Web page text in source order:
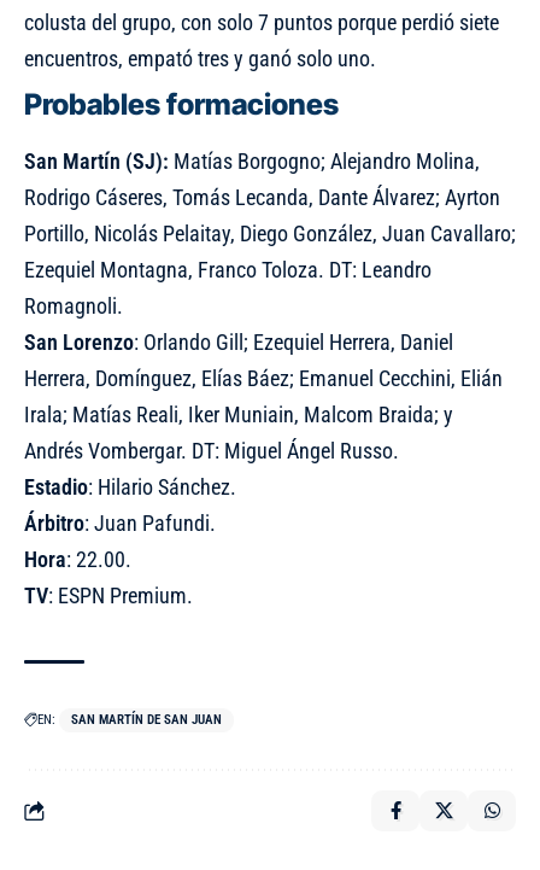
colusta del grupo, con solo 7 puntos porque perdió siete
encuentros, empató tres y ganó solo uno.
Probables formaciones
San Martín (SJ): Matías Borgogno; Alejandro Molina,
Rodrigo Cáseres, Tomás Lecanda, Dante Álvarez; Ayrton
Portillo, Nicolás Pelaitay, Diego González, Juan Cavallaro;
Ezequiel Montagna, Franco Toloza. DT: Leandro
Romagnoli.
San Lorenzo: Orlando Gill; Ezequiel Herrera, Daniel
Herrera, Domínguez, Elías Báez; Emanuel Cecchini, Elián
Irala; Matías Reali, Iker Muniain, Malcom Braida; y
Andrés Vombergar. DT: Miguel Ángel Russo.
Estadio: Hilario Sánchez.
Árbitro: Juan Pafundi.
Hora: 22.00.
TV: ESPN Premium.
EN: SAN MARTÍN DE SAN JUAN